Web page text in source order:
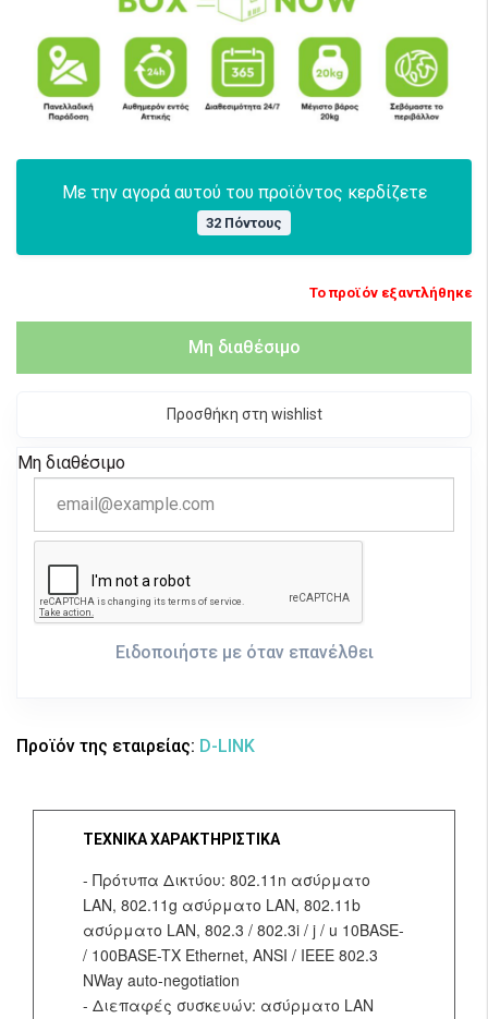
Με την αγορά αυτού του προϊόντος κερδίζετε
32 Πόντους
Το προϊόν εξαντλήθηκε
Μη διαθέσιμο
Προσθήκη στη wishlist
Μη διαθέσιμο
Ειδοποιήστε με όταν επανέλθει
Προϊόν της εταιρείας: D-LINK
ΤΕΧΝΙΚΑ ΧΑΡΑΚΤΗΡΙΣΤΙΚΑ
- Πρότυπα Δικτύου: 802.11n ασύρματο
LAN, 802.11g ασύρματο LAN, 802.11b
ασύρματο LAN, 802.3 / 802.3i / j / u 10BASE-
/ 100BASE-TX Ethernet, ANSI / IEEE 802.3
NWay auto-negotiation
- Διεπαφές συσκευών: ασύρματο LAN